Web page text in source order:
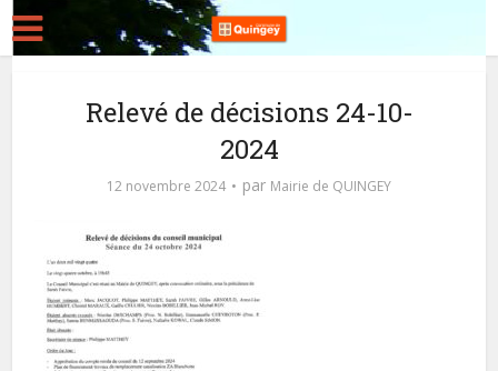
Relevé de décisions 24-10-
2024
12 novembre 2024 par Mairie de QUINGEY